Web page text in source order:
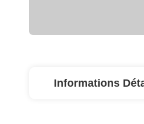
Informations